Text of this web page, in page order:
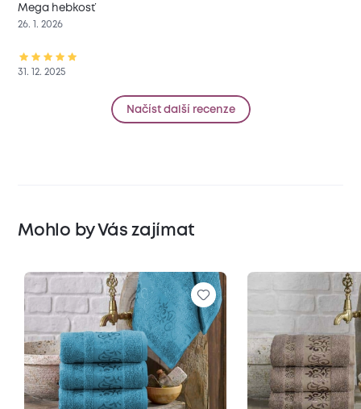
Mega hebkosť
26. 1. 2026
31. 12. 2025
Načíst další recenze
Mohlo by Vás zajímat